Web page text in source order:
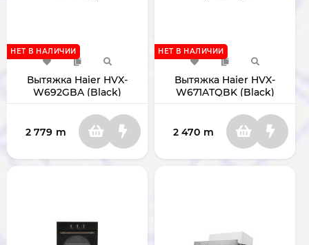
Вытяжка Haier HVX-
W692GBA (Black)
НЕТ В НАЛИЧИИ
2 779 m
Вытяжка Haier HVX-
W671ATQBK (Black)
НЕТ В НАЛИЧИИ
2 470 m